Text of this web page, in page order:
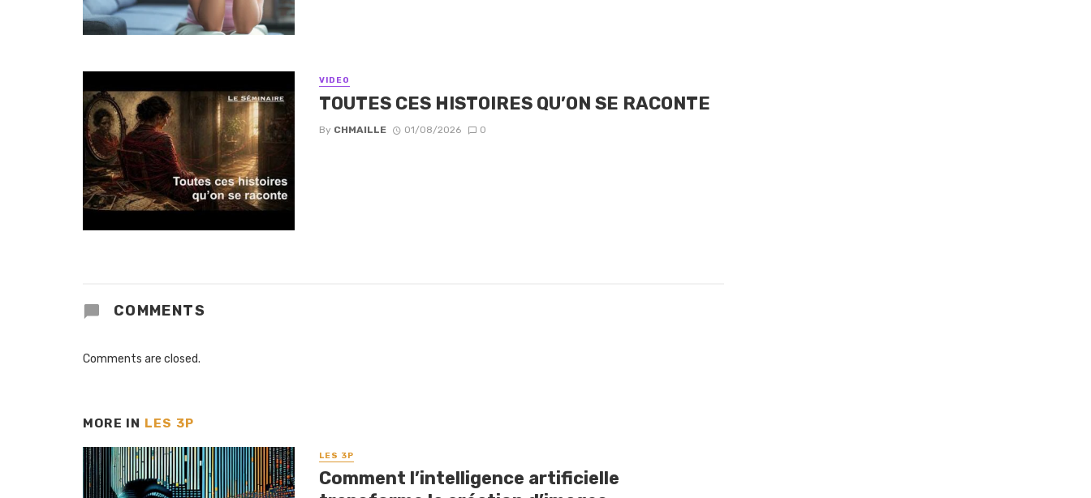
VIDEO
TOUTES CES HISTOIRES QU’ON SE RACONTE
By CHMAILLE 01/08/2026 0
COMMENTS
Comments are closed.
MORE IN LES 3P
LES 3P
Comment l’intelligence artificielle